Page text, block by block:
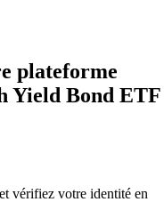
plateforme
Yield Bond ETF
vérifiez votre identité en